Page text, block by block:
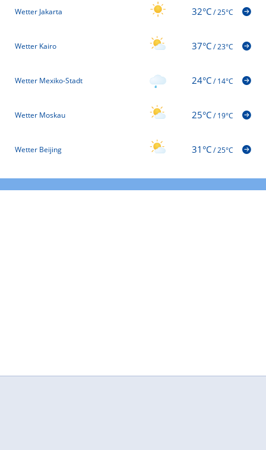
Wetter Jakarta 32°C/25°C
Wetter Kairo 37°C/23°C
Wetter Mexiko-Stadt 24°C/14°C
Wetter Moskau 25°C/19°C
Wetter Beijing 31°C/25°C